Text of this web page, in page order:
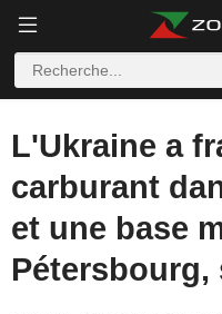
L'Ukraine a
carburant
et une base
Pétersbourg,